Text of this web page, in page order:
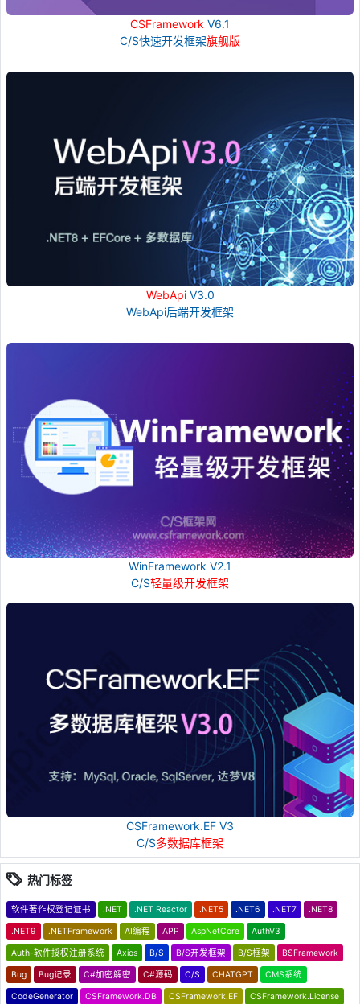
CSFramework V6.1
C/S快速开发框架旗舰版
WebApiV3.0
WebApi后端开发框架
WinFramework V2.1
C/S轻量级开发框架
CSFramework.EF V3
C/S多数据库框架
热门标签
软件著作权登记证书 .NET .NET Reactor .NET5 .NET6 .NET7 .NET8
.NET9 .NETFramework AI编程 APP AspNetCore AuthV3
Auth-软件授权注册系统 Axios B/S B/S开发框架 B/S框架 BSFramework
Bug Bug记录 C#加密解密 C#源码 C/S CHATGPT CMS系统
CodeGenerator CSFramework.DB CSFramework.EF CSFramework.License